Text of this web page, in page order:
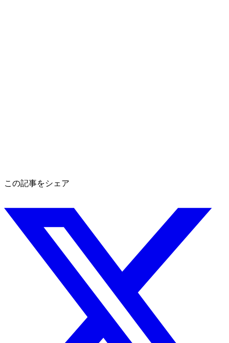
この記事をシェア